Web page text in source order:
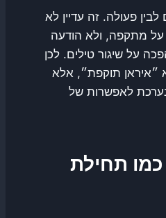
פעולה. זה עדיין לא
על מתקפה, ולא הודעה
על שיגור טילים. לכן
״איראן תוקפת״, אלא
לאפשרות של
תחילת